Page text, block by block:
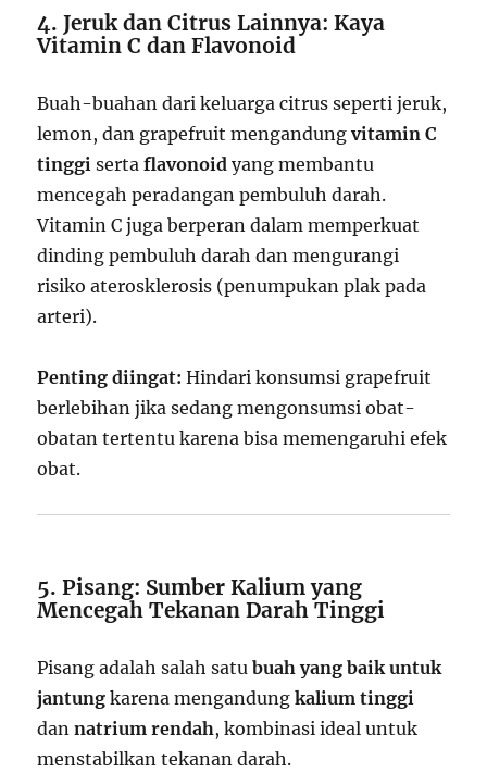
4. Jeruk dan Citrus Lainnya: Kaya
Vitamin C dan Flavonoid
Buah-buahan dari keluarga citrus seperti jeruk,
lemon, dan grapefruit mengandungvitamin C
tinggi sertaflavonoid yang membantu
mencegah peradangan pembuluh darah.
Vitamin C juga berperan dalam memperkuat
dinding pembuluh darah dan mengurangi
risiko aterosklerosis (penumpukan plak pada
arteri).
Penting diingat: Hindari konsumsi grapefruit
berlebihan jika sedang mengonsumsi obat-
obatan tertentu karena bisa memengaruhi efek
obat.
5. Pisang: Sumber Kalium yang
Mencegah Tekanan Darah Tinggi
Pisang adalah salah satubuah yang baik untuk
jantung karena mengandungkalium tinggi
dannatrium rendah, kombinasi ideal untuk
menstabilkan tekanan darah.